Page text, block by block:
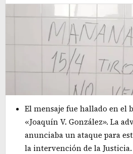
El mensaje fue hallado en el
«Joaquín V. González». La
anunciaba un ataque para
la intervención de la